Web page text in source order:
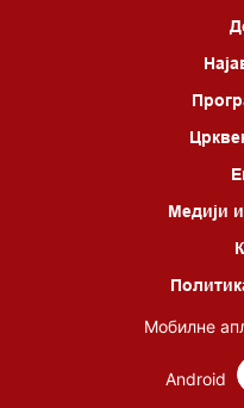
Медији
Мобилне
Android